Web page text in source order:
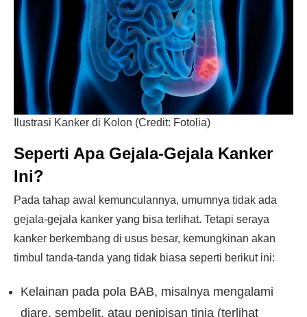
Ilustrasi Kanker di Kolon (Credit: Fotolia)
Seperti Apa Gejala-Gejala Kanker
Ini?
Pada tahap awal kemunculannya, umumnya tidak ada
gejala-gejala kanker yang bisa terlihat. Tetapi seraya
kanker berkembang di usus besar, kemungkinan akan
timbul tanda-tanda yang tidak biasa seperti berikut ini:
Kelainan pada pola BAB, misalnya mengalami
diare, sembelit, atau penipisan tinja (terlihat